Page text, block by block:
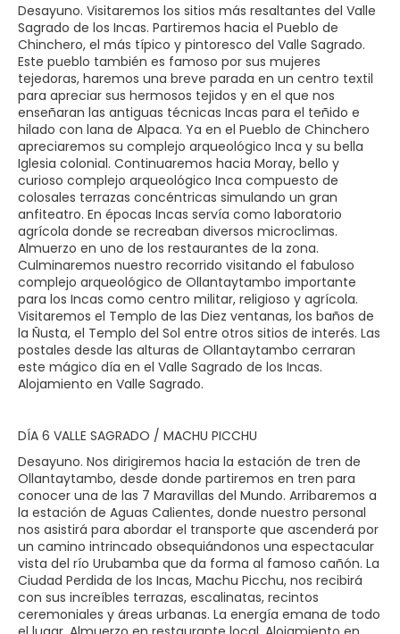
Desayuno. Visitaremos los sitios más resaltantes del Valle
Sagrado de los Incas. Partiremos hacia el Pueblo de
Chinchero, el más típico y pintoresco del Valle Sagrado.
Este pueblo también es famoso por sus mujeres
tejedoras, haremos una breve parada en un centro textil
para apreciar sus hermosos tejidos y en el que nos
enseñaran las antiguas técnicas Incas para el teñido e
hilado con lana de Alpaca. Ya en el Pueblo de Chinchero
apreciaremos su complejo arqueológico Inca y su bella
Iglesia colonial. Continuaremos hacia Moray, bello y
curioso complejo arqueológico Inca compuesto de
colosales terrazas concéntricas simulando un gran
anfiteatro. En épocas Incas servía como laboratorio
agrícola donde se recreaban diversos microclimas.
Almuerzo en uno de los restaurantes de la zona.
Culminaremos nuestro recorrido visitando el fabuloso
complejo arqueológico de Ollantaytambo importante
para los Incas como centro militar, religioso y agrícola.
Visitaremos el Templo de las Diez ventanas, los baños de
la Ñusta, el Templo del Sol entre otros sitios de interés. Las
postales desde las alturas de Ollantaytambo cerraran
este mágico día en el Valle Sagrado de los Incas.
Alojamiento en Valle Sagrado.
DÍA 6 VALLE SAGRADO / MACHU PICCHU
Desayuno. Nos dirigiremos hacia la estación de tren de
Ollantaytambo, desde donde partiremos en tren para
conocer una de las 7 Maravillas del Mundo. Arribaremos a
la estación de Aguas Calientes, donde nuestro personal
nos asistirá para abordar el transporte que ascenderá por
un camino intrincado obsequiándonos una espectacular
vista del río Urubamba que da forma al famoso cañón. La
Ciudad Perdida de los Incas, Machu Picchu, nos recibirá
con sus increíbles terrazas, escalinatas, recintos
ceremoniales y áreas urbanas. La energía emana de todo